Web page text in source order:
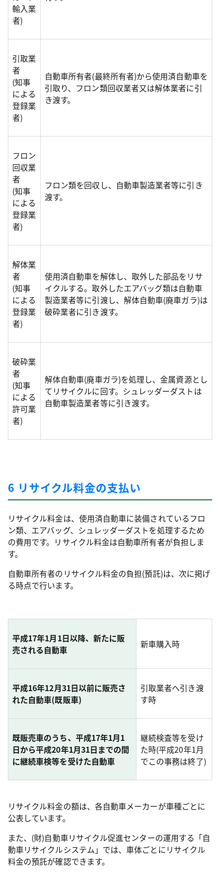
輸入業
者)
引取業
者
(知事
による
登録業
者)
自動車所有者(最終所有者)から使用済自動車を
引取り、フロン類回収業者又は解体業者に引
き渡す。
フロン
回収業
者
(知事
による
登録業
者)
フロン類を回収し、自動車製造業者等に引き
渡す。
解体業
者
(知事
による
登録業
者)
使用済自動車を解体し、取外した部品をリサ
イクルする。取外したエアバッグ類は自動車
製造業者等に引渡し、解体自動車(廃車ガラ)は
破砕業者に引き渡す。
破砕業
者
(知事
による
許可業
者)
解体自動車(廃車ガラ)を処理し、金属資源とし
てリサイクルに回す。シュレッダーダストは
自動車製造業者等に引き渡す。
6 リサイクル料金の支払い
リサイクル料金は、使用済自動車に装備されているフロ
ン類、エアバッグ、シュレッダーダストを処理するため
の費用です。リサイクル料金は自動車所有者が負担しま
す。
自動車所有者のリサイクル料金の負担(預託)は、次に掲げ
る時点で行います。
平成17年1月1日以降、新たに販
売される自動車
新車購入時
平成16年12月31日以前に販売さ
れた自動車(既販車)
引取業者へ引き渡
す時
既販売車のうち、平成17年1月1
日から平成20年1月31日までの間
に継続車検等を受けた自動車
継続検査等を受け
た時(平成20年1月
でこの事務は終了)
リサイクル料金の額は、各自動車メーカーが車種ごとに
公表しています。
また、(財)自動車リサイクル促進センターの運用する「自
動車リサイクルシステム」では、車体ごとにリサイクル
料金の預託が確認できます。